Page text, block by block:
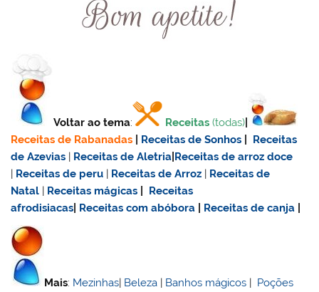
Voltar ao tema: Receitas (todas)
Receitas de Rabanadas
Receitas de Sonhos
Receitas
de Azevias
Receitas de Aletria Receitas dearroz doce
Receitas de peru Receitas de Arroz
Receitas de
Natal
Receitas mágicas
Receitas
afrodisiacas
Receitas com abóbora Receitas de canja
Mais: Mezinhas| Beleza | Banhos mágicos | Poções